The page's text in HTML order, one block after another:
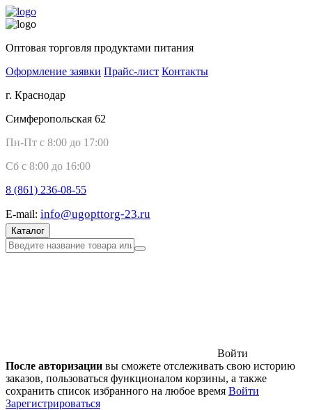
Оптовая торговля продуктами питания
Оформление заявки Прайс-лист Контакты
г. Краснодар
Симферопольская 62
Пн-Пт с 8:00 до 17:00
Сб с 8:00 до 16:00
8 (861) 236-08-55
E-mail: info@ugopttorg-23.ru
Каталог
Войти
После авторизации вы сможете отслеживать свою историю
заказов, пользоваться функционалом корзины, а также
сохранить список избранного на любое время Войти
Зарегистрироваться